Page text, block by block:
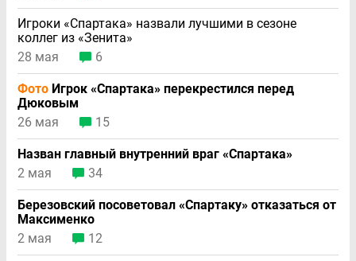
Игроки «Спартака» назвали лучшими в сезоне
коллег из «Зенита»
28 мая
6
Фото Игрок «Спартака» перекрестился перед
Дюковым
26 мая
15
Назван главный внутренний враг «Спартака»
2 мая
34
Березовский посоветовал «Спартаку» отказаться от
Максименко
2 мая
12